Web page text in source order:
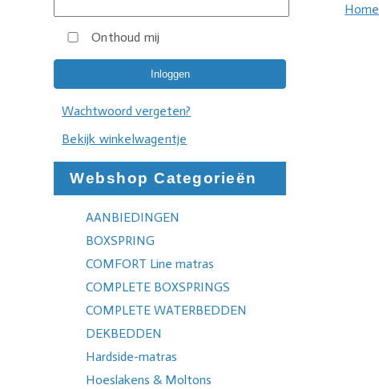
Onthoud mij
Wachtwoord vergeten?
Bekijk winkelwagentje
Webshop Categorieën
AANBIEDINGEN
BOXSPRING
COMFORT Line matras
COMPLETE BOXSPRINGS
COMPLETE WATERBEDDEN
DEKBEDDEN
Hardside-matras
Hoeslakens & Moltons
Home